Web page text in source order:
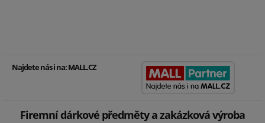
Najdete nás i na:MALL.CZ
Firemní dárkové předměty a zakázková výroba